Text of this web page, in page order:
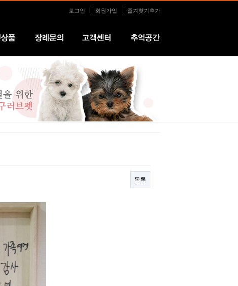
로그인 회원가입 즐겨찾기추가
품 장례문의 커뮤니티 추억공간
목록